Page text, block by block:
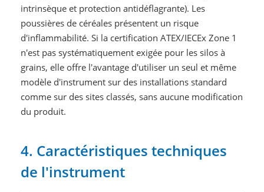
intrinsèque et protection antidéflagrante). Les
poussières de céréales présentent un risque
d'inflammabilité. Si la certification ATEX/IECEx Zone 1
n'est pas systématiquement exigée pour les silos à
grains, elle offre l'avantage d'utiliser un seul et même
modèle d'instrument sur des installations standard
comme sur des sites classés, sans aucune modification
du produit.
4. Caractéristiques techniques
de l'instrument